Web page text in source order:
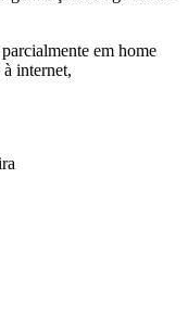
em home
internet,